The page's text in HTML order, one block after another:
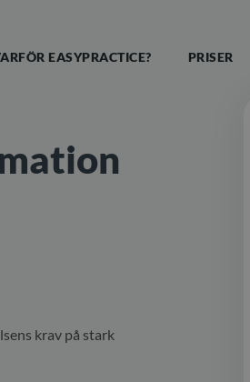
EASYPRACTICE? PRISER
krav på stark